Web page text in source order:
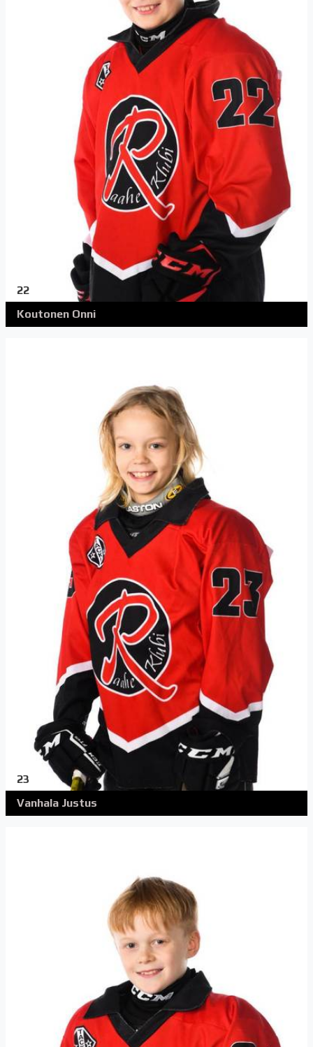
22
Koutonen Onni
23
Vanhala Justus